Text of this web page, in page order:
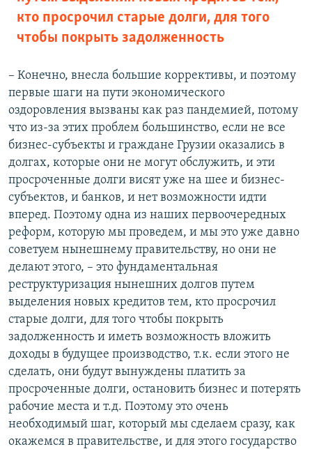
кто просрочил старые долги, для того
чтобы покрыть задолженность
– Конечно, внесла большие коррективы, и поэтому
первые шаги на пути экономического
оздоровления вызваны как раз пандемией, потому
что из-за этих проблем большинство, если не все
бизнес-субъекты и граждане Грузии оказались в
долгах, которые они не могут обслужить, и эти
просроченные долги висят уже на шее и бизнес-
субъектов, и банков, и нет возможности идти
вперед. Поэтому одна из наших первоочередных
реформ, которую мы проведем, и мы это уже давно
советуем нынешнему правительству, но они не
делают этого, – это фундаментальная
реструктуризация нынешних долгов путем
выделения новых кредитов тем, кто просрочил
старые долги, для того чтобы покрыть
задолженность и иметь возможность вложить
доходы в будущее производство, т.к. если этого не
сделать, они будут вынуждены платить за
просроченные долги, остановить бизнес и потерять
рабочие места и т.д. Поэтому это очень
необходимый шаг, который мы сделаем сразу, как
окажемся в правительстве, и для этого государство